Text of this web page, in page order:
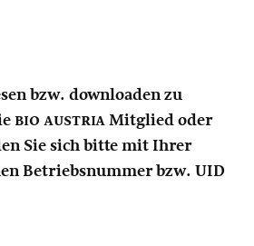
bzw. downloaden zu
bio austria Mitglied oder
Sie sich bitte mit Ihrer
Betriebsnummer bzw. UID